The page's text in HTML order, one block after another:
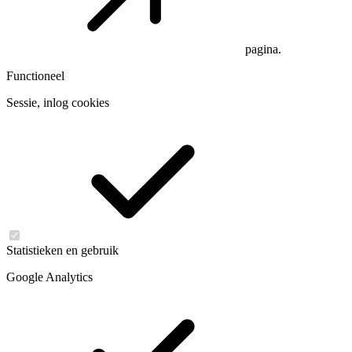
pagina.
Functioneel
Sessie, inlog cookies
Statistieken en gebruik
Google Analytics